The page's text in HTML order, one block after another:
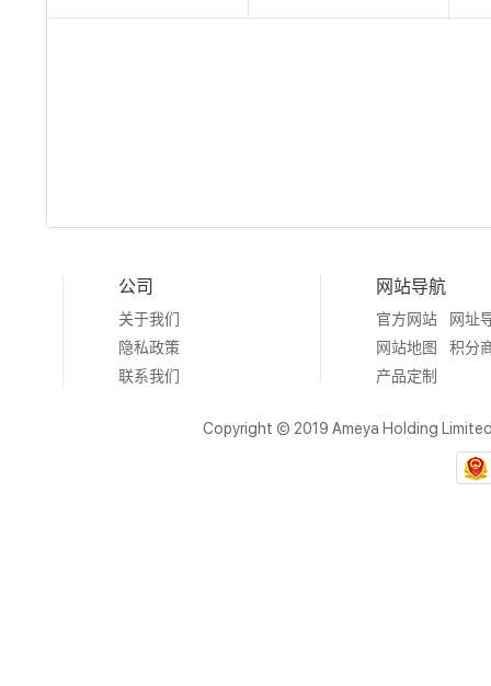
公司
关于我们
隐私政策
联系我们
网站导航
官方网站
网址
网站地图
积分
产品定制
Copyright © 2019 Ameya Holding